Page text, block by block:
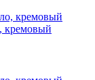
кремовый